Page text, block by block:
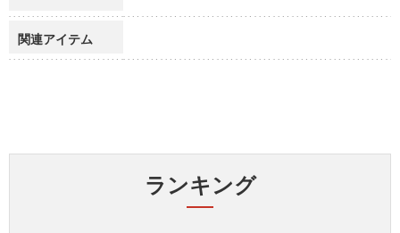
関連アイテム
ランキング